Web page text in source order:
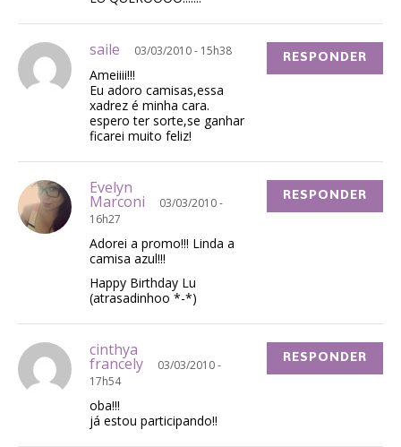
saile 03/03/2010 - 15h38
Ameiiii!!!
Eu adoro camisas,essa
xadrez é minha cara.
espero ter sorte,se ganhar
ficarei muito feliz!
RESPONDER
Evelyn
Marconi
03/03/2010 -
16h27
Adorei a promo!!! Linda a
camisa azul!!!
Happy Birthday Lu
(atrasadinhoo *-*)
RESPONDER
cinthya
francely
03/03/2010 -
17h54
oba!!!
já estou participando!!
RESPONDER